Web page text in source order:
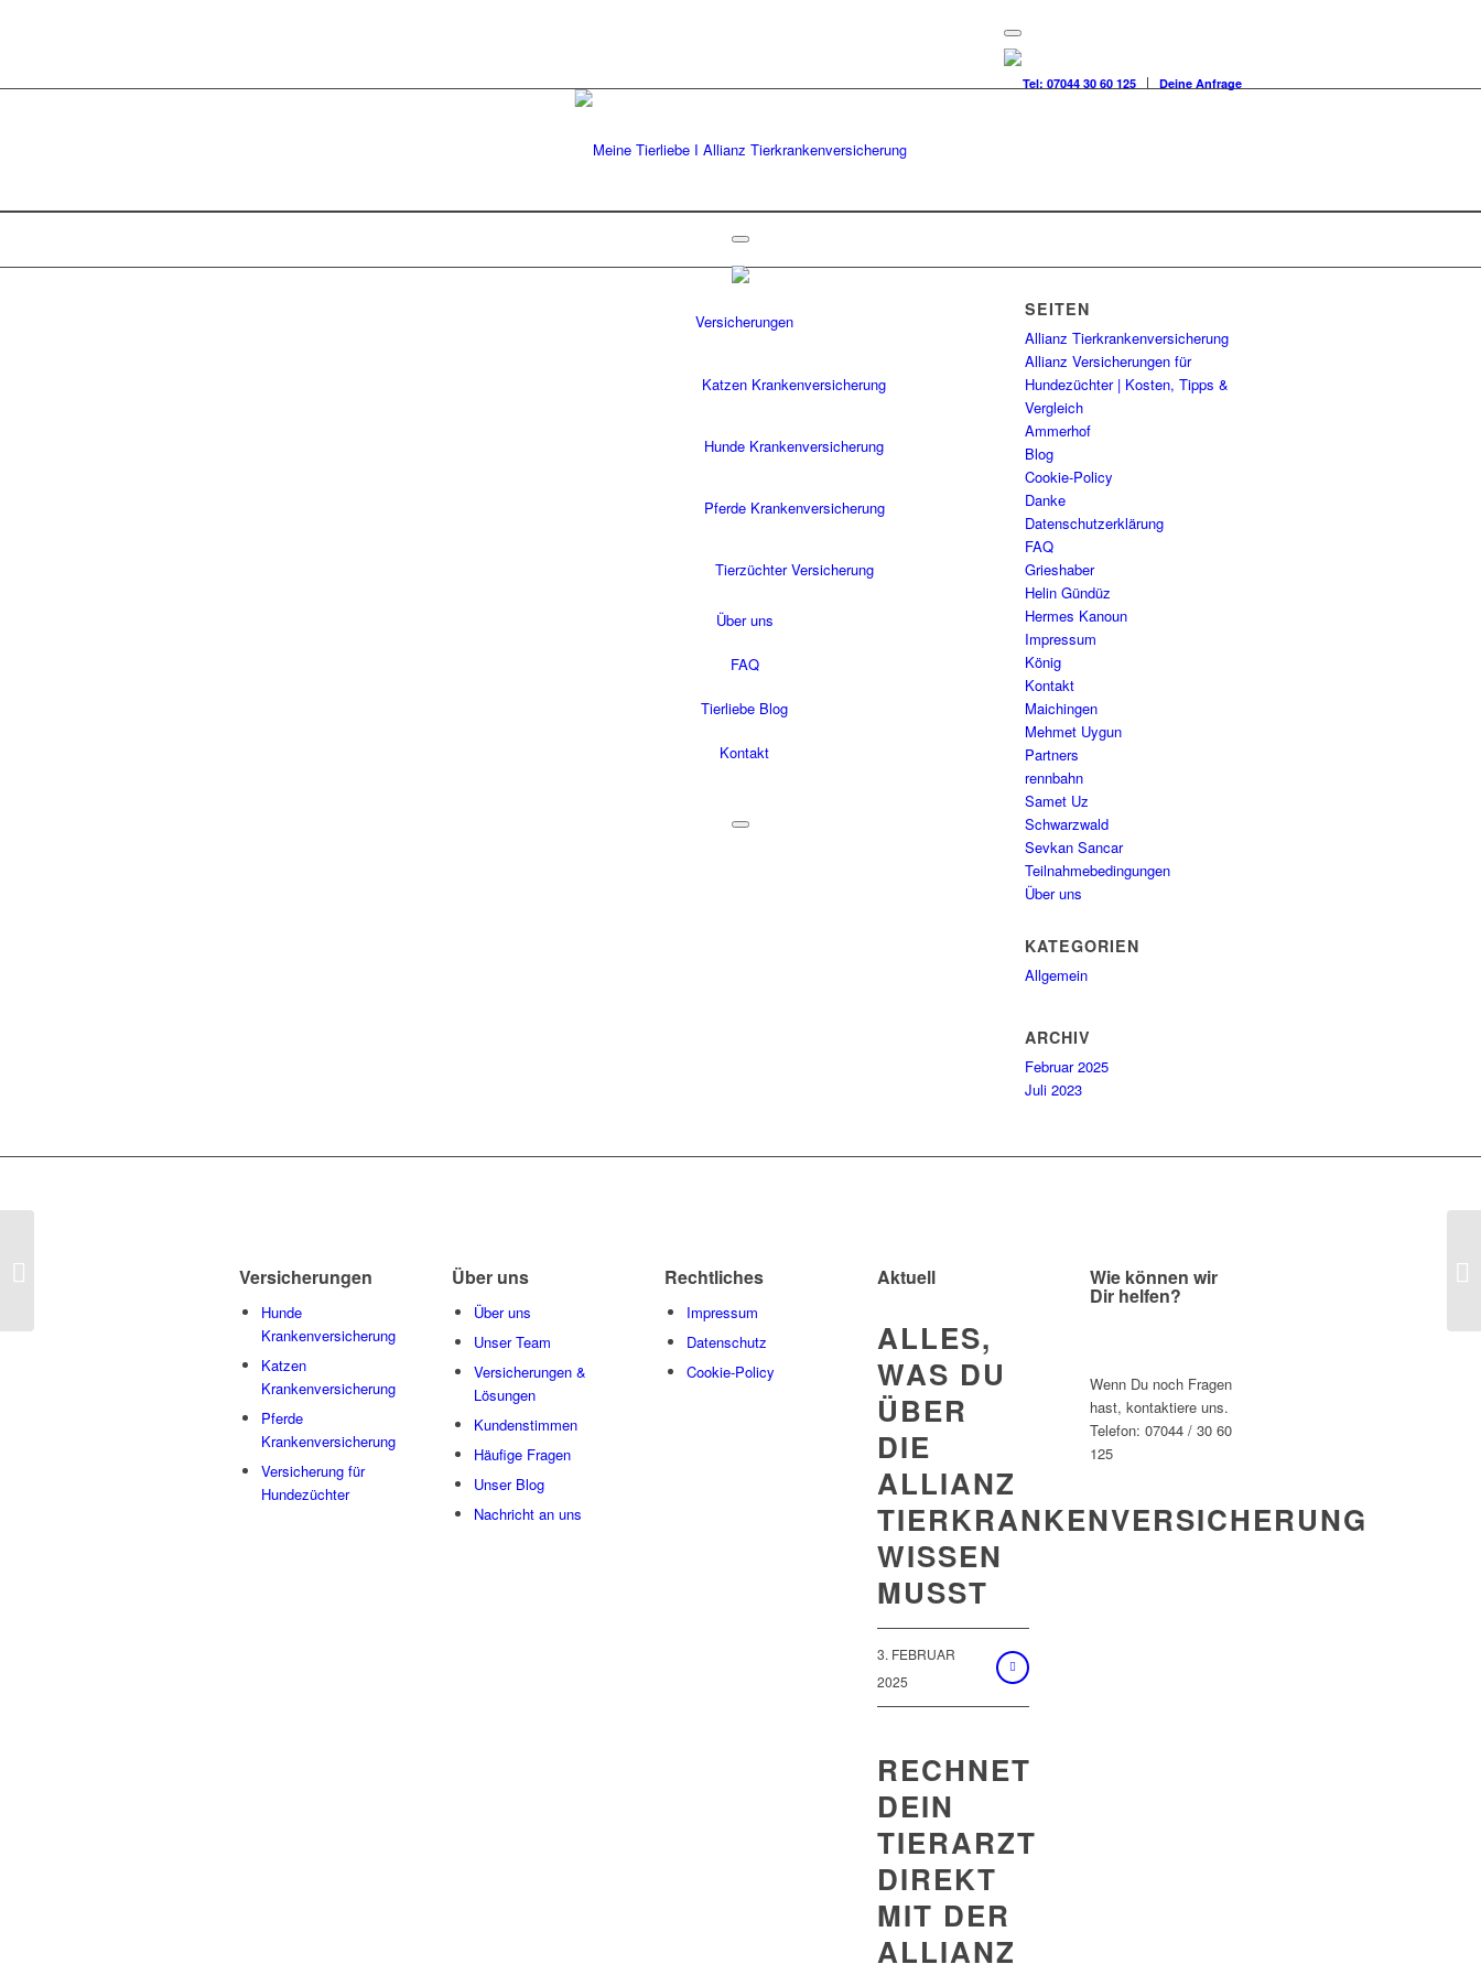
Tel: 07044 30 60 125 Deine Anfrage
Versicherungen
Katzen Krankenversicherung
Hunde Krankenversicherung
Pferde Krankenversicherung
Tierzüchter Versicherung
Über uns
FAQ
Tierliebe Blog
Kontakt
SEITEN
Allianz Tierkrankenversicherung
Allianz Versicherungen für
Hundezüchter | Kosten, Tipps &
Vergleich
Ammerhof
Blog
Cookie-Policy
Danke
Datenschutzerklärung
FAQ
Grieshaber
Helin Gündüz
Hermes Kanoun
Impressum
König
Kontakt
Maichingen
Mehmet Uygun
Partners
rennbahn
Samet Uz
Schwarzwald
Sevkan Sancar
Teilnahmebedingungen
Über uns
KATEGORIEN
Allgemein
ARCHIV
Februar 2025
Juli 2023
Versicherungen
Hunde
Krankenversicherung
Katzen
Krankenversicherung
Pferde
Krankenversicherung
Versicherung für
Hundezüchter
Über uns
Über uns
Unser Team
Versicherungen &
Lösungen
Kundenstimmen
Häufige Fragen
Unser Blog
Nachricht an uns
Rechtliches
Impressum
Datenschutz
Cookie-Policy
Aktuell
ALLES,
WAS DU
ÜBER
DIE
ALLIANZ
TIERKRANKENVERSICHERUNG
WISSEN
MUSST
3. FEBRUAR
2025
RECHNET
DEIN
TIERARZT
DIREKT
MIT DER
ALLIANZ
Wie können wir
Dir helfen?
Wenn Du noch Fragen
hast, kontaktiere uns.
Telefon: 07044 / 30 60
125